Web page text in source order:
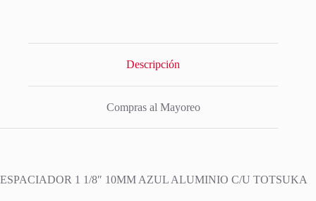
Descripción
Compras al Mayoreo
ESPACIADOR 1 1/8″ 10MM AZUL ALUMINIO C/U TOTSUKA